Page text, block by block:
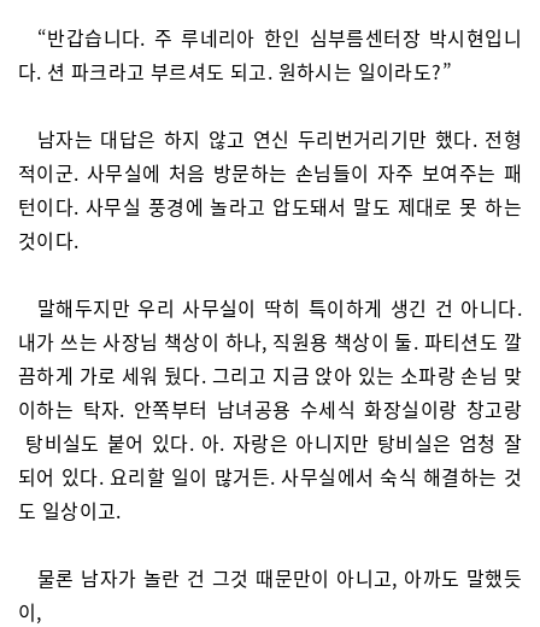
“반갑습니다. 주 루네리아 한인 심부름센터장 박시현입니
다. 션 파크라고 부르셔도 되고. 원하시는 일이라도?”
남자는 대답은 하지 않고 연신 두리번거리기만 했다. 전형
적이군. 사무실에 처음 방문하는 손님들이 자주 보여주는 패
턴이다. 사무실 풍경에 놀라고 압도돼서 말도 제대로 못 하는
것이다.
말해두지만 우리 사무실이 딱히 특이하게 생긴 건 아니다.
내가 쓰는 사장님 책상이 하나, 직원용 책상이 둘. 파티션도 깔
끔하게 가로 세워 뒀다. 그리고 지금 앉아 있는 소파랑 손님 맞
이하는 탁자. 안쪽부터 남녀공용 수세식 화장실이랑 창고랑
탕비실도 붙어 있다. 아. 자랑은 아니지만 탕비실은 엄청 잘
되어 있다. 요리할 일이 많거든. 사무실에서 숙식 해결하는 것
도 일상이고.
물론 남자가 놀란 건 그것 때문만이 아니고, 아까도 말했듯
이,